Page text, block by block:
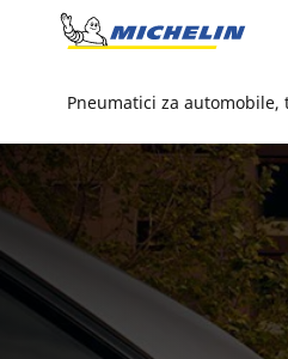
Go to page content
Pneumatici za automobile,